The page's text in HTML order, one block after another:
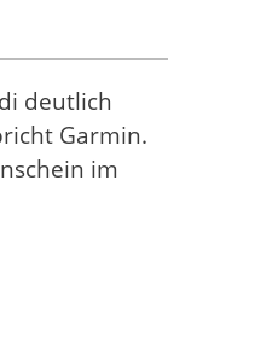
deutlich
Garmin.
im